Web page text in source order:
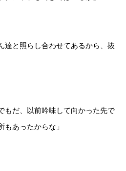
達と照らし合わせてあるから、抜
もだ、以前吟味して向かった先で
もあったからな」